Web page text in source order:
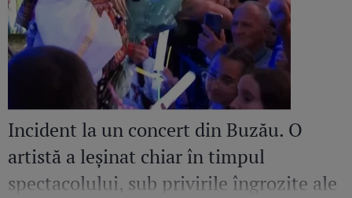
Incident la un concert din Buzău. O
artistă a leșinat chiar în timpul
spectacolului, sub privirile îngrozite ale